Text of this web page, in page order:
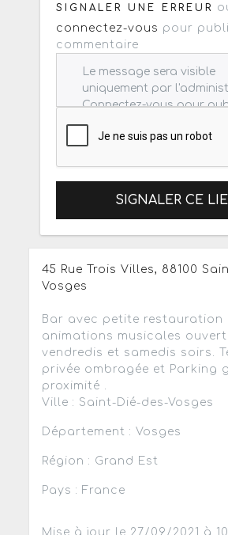
SIGNALER UNE ERREUR
connectez-vous pour
commentaire
SIGNALER CE
45 Rue Trois Villes, 88100
Vosges
Bar avec petite restauration
animations musicales ouvert
vendredis et samedis soirs.
privée ombragée et Parking
proximité .
Ville : Saint-Dié-des-Vosges
Département : Vosges
Région : Grand Est
Pays : France
Mise à jour le 27/09/2021 à